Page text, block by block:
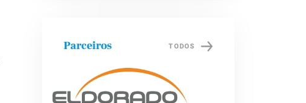
Parceiros TODOS
Petrobras